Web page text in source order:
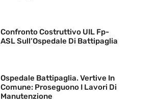
Confronto Costruttivo UIL Fp-
ASL Sull’Ospedale Di Battipaglia
Ospedale Battipaglia. Vertive In
Comune: Proseguono I Lavori Di
Manutenzione